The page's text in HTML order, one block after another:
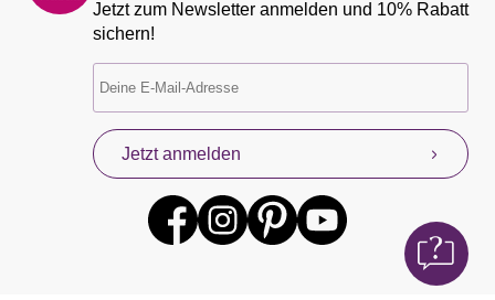
Jetzt zum Newsletter anmelden und 10% Rabatt
sichern!
Jetzt anmelden